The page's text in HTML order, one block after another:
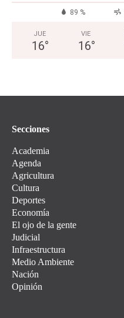
89 %
JUE
16°
VIE
16°
Secciones
Academia
Agenda
Agricultura
Cultura
Deportes
Economía
El ojo de la gente
Judicial
Infraestructura
Medio Ambiente
Nación
Opinión